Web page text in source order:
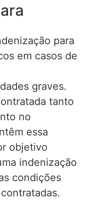
para
em casos de
graves.
tanto
no
essa
objetivo
indenização
condições